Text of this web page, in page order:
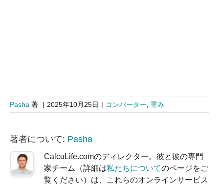
Pasha 著 | 2025年10月25日 | コンバーター 重み
著者について: Pasha
CalcuLife.comのディレクター。彼と彼の専門
家チーム（詳細は私たちについてのページをご
覧ください）は、これらのオンラインサービス